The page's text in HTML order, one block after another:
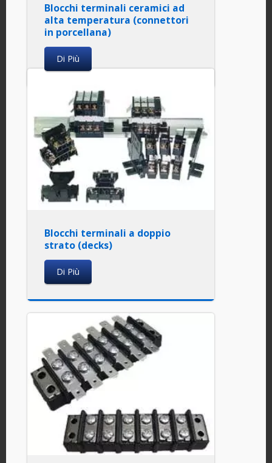
Blocchi terminali ceramici ad
alta temperatura (connettori
in porcellana)
Di Più
Blocchi terminali a doppio
strato (decks)
Di Più